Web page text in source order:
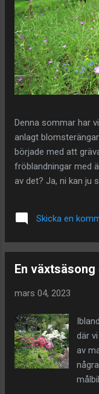
Denna sommar har
anlagt
började med att
fröblandningar med
av det? Ja, ni kan ju
utkonkurreras de
är dem insekterna
det resulterade i en
alla de växter du ser
skalbaggar mm. Vi
"Ge oss naturen
SVT Play, se den.
motivation för oss. I
för att befrämja
Skicka en
En
mars 04, 2023
där
av